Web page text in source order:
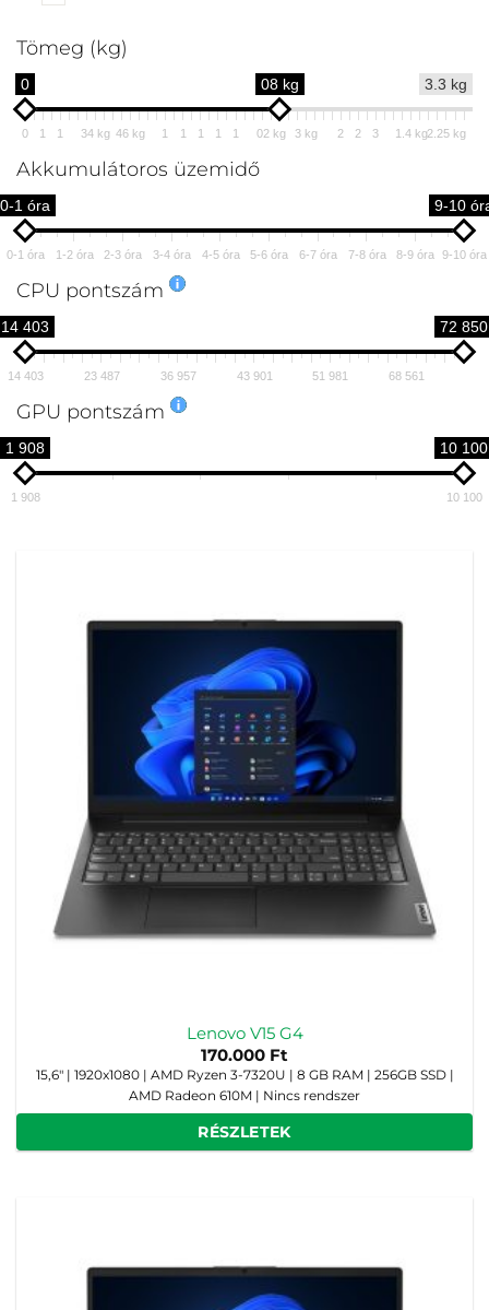
Tömeg (kg)
3.3 kg
0 08 kg
0 1 1 34 kg 46 kg 1 1 1 1 1 02 kg 3 kg 2 2 3 1.4 kg2.25 kg
Akkumulátoros üzemidő
0-1 óra 9-10
0-1 óra 1-2 óra 2-3 óra 3-4 óra 4-5 óra 5-6 óra 6-7 óra 7-8 óra 8-9 óra 9-10 óra
CPU pontszám
14 403 72 850
14 403 23 487 36 957 43 901 51 981 68 561
GPU pontszám
1 908 10 100
1 908 10 100
Lenovo V15 G4
170.000 Ft
15,6" | 1920x1080 | AMD Ryzen 3-7320U | 8 GB RAM | 256GB SSD |
AMD Radeon 610M | Nincs rendszer
RÉSZLETEK